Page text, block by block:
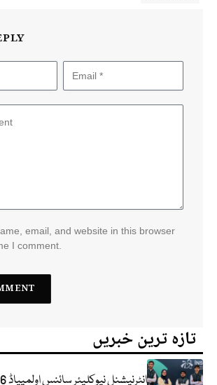
email, and website in this browser
I comment.
تازہ ترین خبریں